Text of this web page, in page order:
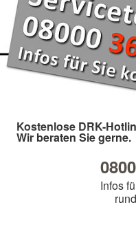
Kostenlose DRK-
Wir beraten Sie gerne.
Infos